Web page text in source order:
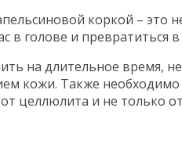
коркой –
в голове и превратиться
на длительное время,
кожи. Также
целлюлита и не только